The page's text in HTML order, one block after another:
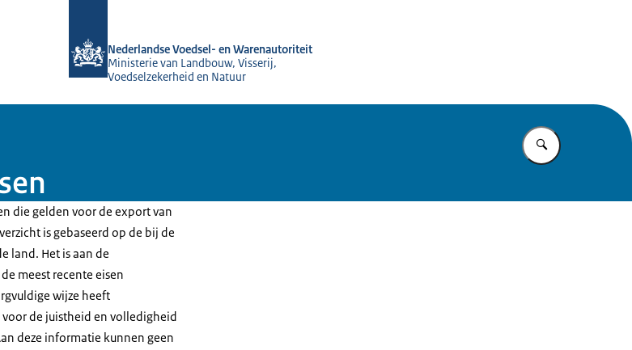
Nederlandse Voedsel- en Warenautoriteit
Ministerie van Landbouw, Visserij,
Voedselzekerheid en Natuur
Vul in wat u
die gelden voor de export van
is gebaseerd op de bij de
land. Het is aan de
meest recente eisen
wijze heeft
de juistheid en volledigheid
deze informatie kunnen geen